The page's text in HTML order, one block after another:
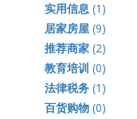
实用信息(1)
居家房屋(9)
推荐商家(2)
教育培训 (0)
法律税务(1)
百货购物(0)